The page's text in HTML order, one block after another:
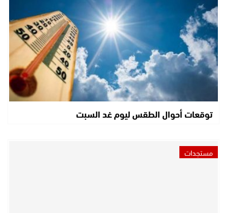
توقعات أحوال الطقس ليوم غد السبت
مستجدات